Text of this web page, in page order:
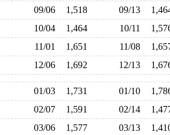
09/06 1,518 09/13
10/04 1,464 10/11
11/01 1,651 11/08
12/06 1,692 12/13
01/03 1,731 01/10
02/07 1,591 02/14
03/06 1,577 03/13